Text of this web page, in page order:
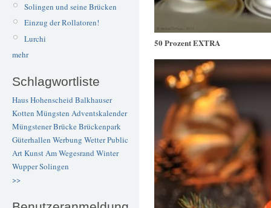
Solingen und seine Brücken
Einzug der Rollatoren!
Lurchi
mehr
Schlagwortliste
Haus Hohenscheid Balkhauser
Kotten Müngsten Adventskalender
Müngstener BrückeBrückenpark
Güterhallen Werbung WetterPublic
ArtKunstAm Wegesrand Winter
WupperSolingen
>>
50 Prozent EXTRA